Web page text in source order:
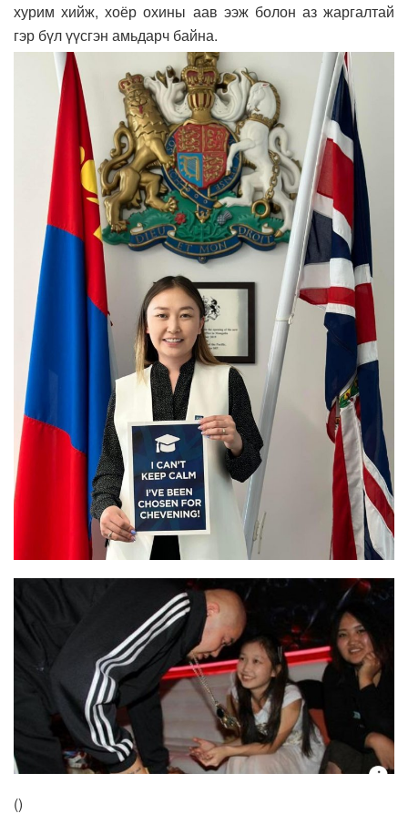
хурим хийж, хоёр охины аав ээж болон аз жаргалтай
гэр бүл үүсгэн амьдарч байна.
()